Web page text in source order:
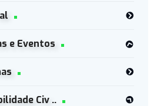
e Eventos
Civ ..